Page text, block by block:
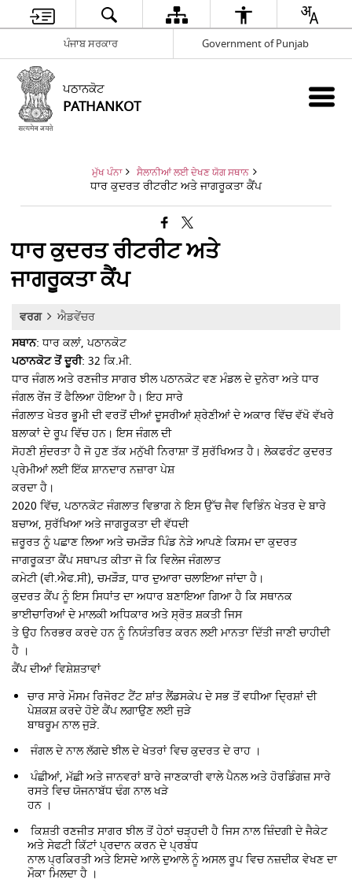
ਪੰਜਾਬ ਸਰਕਾਰ Government of Punjab
ਪਠਾਨਕੋਟ
PATHANKOT
ਮੁੱਖ ਪੰਨਾ ਸੈਲਾਨੀਆਂ ਲਈ ਦੇਖਣ ਯੋਗ ਸਥਾਨ
ਧਾਰ ਕੁਦਰਤ ਰੀਟਰੀਟ ਅਤੇ ਜਾਗਰੂਕਤਾ ਕੈਂਪ
ਧਾਰ ਕੁਦਰਤ ਰੀਟਰੀਟ ਅਤੇ
ਜਾਗਰੂਕਤਾ ਕੈਂਪ
ਵਰਗ
ਐਡਵੇਂਚਰ
ਸਥਾਨ: ਧਾਰ ਕਲਾਂ, ਪਠਾਨਕੋਟ
ਪਠਾਨਕੋਟ ਤੋਂ ਦੂਰੀ: 32 ਕਿ.ਮੀ.
ਧਾਰ ਜੰਗਲ ਅਤੇ ਰਣਜੀਤ ਸਾਗਰ ਝੀਲ ਪਠਾਨਕੋਟ ਵਣ ਮੰਡਲ ਦੇ ਦੁਨੇਰਾ ਅਤੇ ਧਾਰ
ਜੰਗਲ ਰੇਂਜ ਤੋਂ ਫੈਲਿਆ ਹੋਇਆ ਹੈ। ਇਹ ਸਾਰੇ
ਜੰਗਲਾਤ ਖੇਤਰ ਭੂਮੀ ਦੀ ਵਰਤੋਂ ਦੀਆਂ ਦੂਸਰੀਆਂ ਸ਼੍ਰੇਣੀਆਂ ਦੇ ਅਕਾਰ ਵਿੱਚ ਵੱਖੋ ਵੱਖਰੇ
ਬਲਾਕਾਂ ਦੇ ਰੂਪ ਵਿੱਚ ਹਨ। ਇਸ ਜੰਗਲ ਦੀ
ਸੋਹਣੀ ਸੁੰਦਰਤਾ ਹੈ ਜੋ ਹੁਣ ਤੱਕ ਮਨੁੱਖੀ ਨਿਰਾਸ਼ਾ ਤੋਂ ਸੁਰੱਖਿਅਤ ਹੈ। ਲੇਕਫਰੰਟ ਕੁਦਰਤ
ਪ੍ਰੇਮੀਆਂ ਲਈ ਇੱਕ ਸ਼ਾਨਦਾਰ ਨਜ਼ਾਰਾ ਪੇਸ਼
ਕਰਦਾ ਹੈ।
2020 ਵਿੱਚ, ਪਠਾਨਕੋਟ ਜੰਗਲਾਤ ਵਿਭਾਗ ਨੇ ਇਸ ਉੱਚ ਜੈਵ ਵਿਭਿੰਨ ਖੇਤਰ ਦੇ ਬਾਰੇ
ਬਚਾਅ, ਸੁਰੱਖਿਆ ਅਤੇ ਜਾਗਰੂਕਤਾ ਦੀ ਵੱਧਦੀ
ਜ਼ਰੂਰਤ ਨੂੰ ਪਛਾਣ ਲਿਆ ਅਤੇ ਚਮੜੌੜ ਪਿੰਡ ਨੇੜੇ ਆਪਣੇ ਕਿਸਮ ਦਾ ਕੁਦਰਤ
ਜਾਗਰੂਕਤਾ ਕੈਂਪ ਸਥਾਪਤ ਕੀਤਾ ਜੋ ਕਿ ਵਿਲੇਜ ਜੰਗਲਾਤ
ਕਮੇਟੀ (ਵੀ.ਐਫ.ਸੀ), ਚਮੜੌੜ, ਧਾਰ ਦੁਆਰਾ ਚਲਾਇਆ ਜਾਂਦਾ ਹੈ।
ਕੁਦਰਤ ਕੈਂਪ ਨੂੰ ਇਸ ਸਿਧਾਂਤ ਦਾ ਅਧਾਰ ਬਣਾਇਆ ਗਿਆ ਹੈ ਕਿ ਸਥਾਨਕ
ਭਾਈਚਾਰਿਆਂ ਦੇ ਮਾਲਕੀ ਅਧਿਕਾਰ ਅਤੇ ਸ੍ਰੋਤ ਸ਼ਕਤੀ ਜਿਸ
ਤੇ ਉਹ ਨਿਰਭਰ ਕਰਦੇ ਹਨ ਨੂੰ ਨਿਯੰਤਰਿਤ ਕਰਨ ਲਈ ਮਾਨਤਾ ਦਿੱਤੀ ਜਾਣੀ ਚਾਹੀਦੀ
ਹੈ ।
ਕੈਂਪ ਦੀਆਂ ਵਿਸ਼ੇਸ਼ਤਾਵਾਂ
ਚਾਰ ਸਾਰੇ ਮੌਸਮ ਰਿਜੋਰਟ ਟੈਂਟ ਸ਼ਾਂਤ ਲੈਂਡਸਕੇਪ ਦੇ ਸਭ ਤੋਂ ਵਧੀਆ ਦ੍ਰਿਸ਼ਾਂ ਦੀ
ਪੇਸ਼ਕਸ਼ ਕਰਦੇ ਹੋਏ ਕੈਂਪ ਲਗਾਉਣ ਲਈ ਜੁੜੇ
ਬਾਥਰੂਮ ਨਾਲ ਜੁੜੇ.
ਜੰਗਲ ਦੇ ਨਾਲ ਲੱਗਦੇ ਝੀਲ ਦੇ ਖੇਤਰਾਂ ਵਿਚ ਕੁਦਰਤ ਦੇ ਰਾਹ ।
ਪੰਛੀਆਂ, ਮੱਛੀ ਅਤੇ ਜਾਨਵਰਾਂ ਬਾਰੇ ਜਾਣਕਾਰੀ ਵਾਲੇ ਪੈਨਲ ਅਤੇ ਹੋਰਡਿੰਗਜ਼ ਸਾਰੇ
ਰਸਤੇ ਵਿਚ ਯੋਜਨਾਬੱਧ ਢੰਗ ਨਾਲ ਖੜੇ
ਹਨ ।
ਕਿਸ਼ਤੀ ਰਣਜੀਤ ਸਾਗਰ ਝੀਲ ਤੋਂ ਹੇਠਾਂ ਚੜ੍ਹਦੀ ਹੈ ਜਿਸ ਨਾਲ ਜ਼ਿੰਦਗੀ ਦੇ ਜੈਕੇਟ
ਅਤੇ ਸੇਫਟੀ ਕਿੱਟਾਂ ਪ੍ਰਦਾਨ ਕਰਨ ਦੇ ਪ੍ਰਬੰਧ
ਨਾਲ ਪ੍ਰਕਿਰਤੀ ਅਤੇ ਇਸਦੇ ਆਲੇ ਦੁਆਲੇ ਨੂੰ ਅਸਲ ਰੂਪ ਵਿਚ ਨਜ਼ਦੀਕ ਵੇਖਣ ਦਾ
ਮੌਕਾ ਮਿਲਦਾ ਹੈ ।